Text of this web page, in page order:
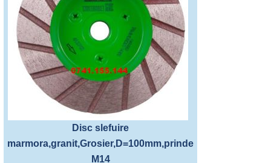
Disc slefuire
marmora,granit,Grosier,D=100mm,prindere
M14